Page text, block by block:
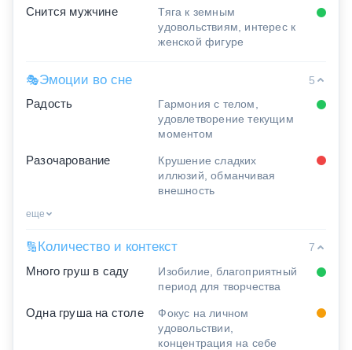
Снится мужчине
Тяга к земным
удовольствиям, интерес к
женской фигуре
🎭Эмоции во сне
5
Радость
Гармония с телом,
удовлетворение текущим
моментом
Разочарование
Крушение сладких
иллюзий, обманчивая
внешность
еще
🔢 Количество и контекст
7
Много груш в саду
Изобилие, благоприятный
период для творчества
Одна груша на столе
Фокус на личном
удовольствии,
концентрация на себе